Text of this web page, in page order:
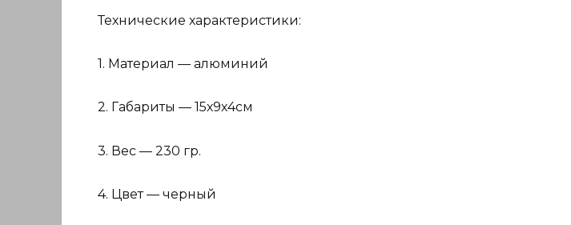
Технические характеристики:
1. Материал — алюминий
2. Габариты — 15х9х4см
3. Вес — 230 гр.
4. Цвет — черный